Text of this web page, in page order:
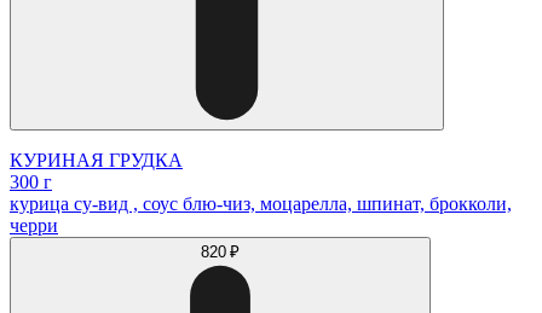
КУРИНАЯ ГРУДКА
300 г
курица су-вид , соус блю-чиз, моцарелла, шпинат, брокколи,
черри
820 ₽